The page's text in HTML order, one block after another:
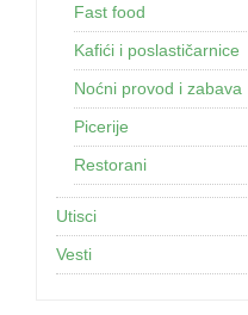
Fast food
Kafići i poslastičarnice
Noćni provod i zabava
Picerije
Restorani
Utisci
Vesti